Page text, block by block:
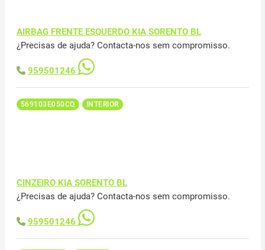
AIRBAG FRENTE ESQUERDO KIA SORENTO BL
¿Precisas de ajuda? Contacta-nos sem compromisso.
959501246
569103E050CQ INTERIOR
CINZEIRO KIA SORENTO BL
¿Precisas de ajuda? Contacta-nos sem compromisso.
959501246